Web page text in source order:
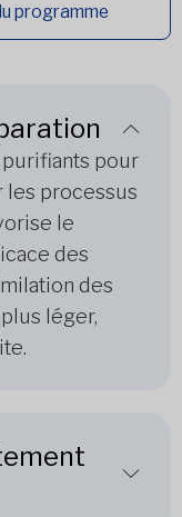
programme
pour
les processus
le
des
des
léger,